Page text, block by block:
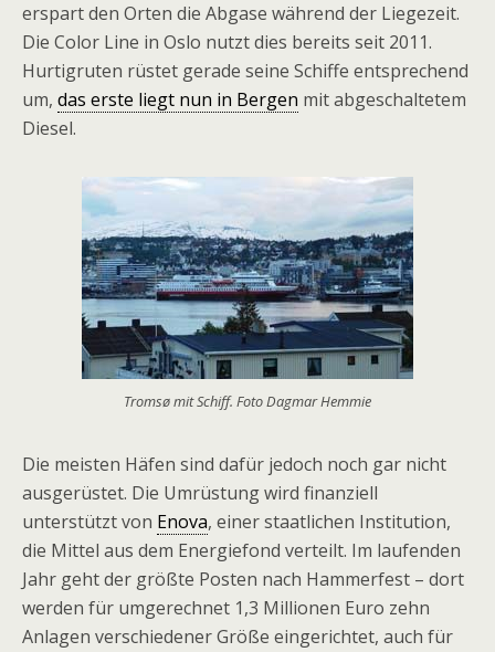
erspart den Orten die Abgase während der Liegezeit.
Die Color Line in Oslo nutzt dies bereits seit 2011.
Hurtigruten rüstet gerade seine Schiffe entsprechend
um, das erste liegt nun in Bergen mit abgeschaltetem
Diesel.
Tromsø mit Schiff. Foto Dagmar Hemmie
Die meisten Häfen sind dafür jedoch noch gar nicht
ausgerüstet. Die Umrüstung wird finanziell
unterstützt von Enova, einer staatlichen Institution,
die Mittel aus dem Energiefond verteilt. Im laufenden
Jahr geht der größte Posten nach Hammerfest – dort
werden für umgerechnet 1,3 Millionen Euro zehn
Anlagen verschiedener Größe eingerichtet, auch für